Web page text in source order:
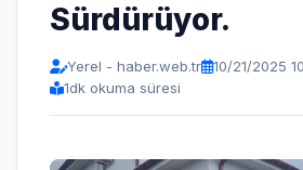
Sürdürüyor.
Yerel - haber.web.tr
10/21/2025
1dk okuma süresi